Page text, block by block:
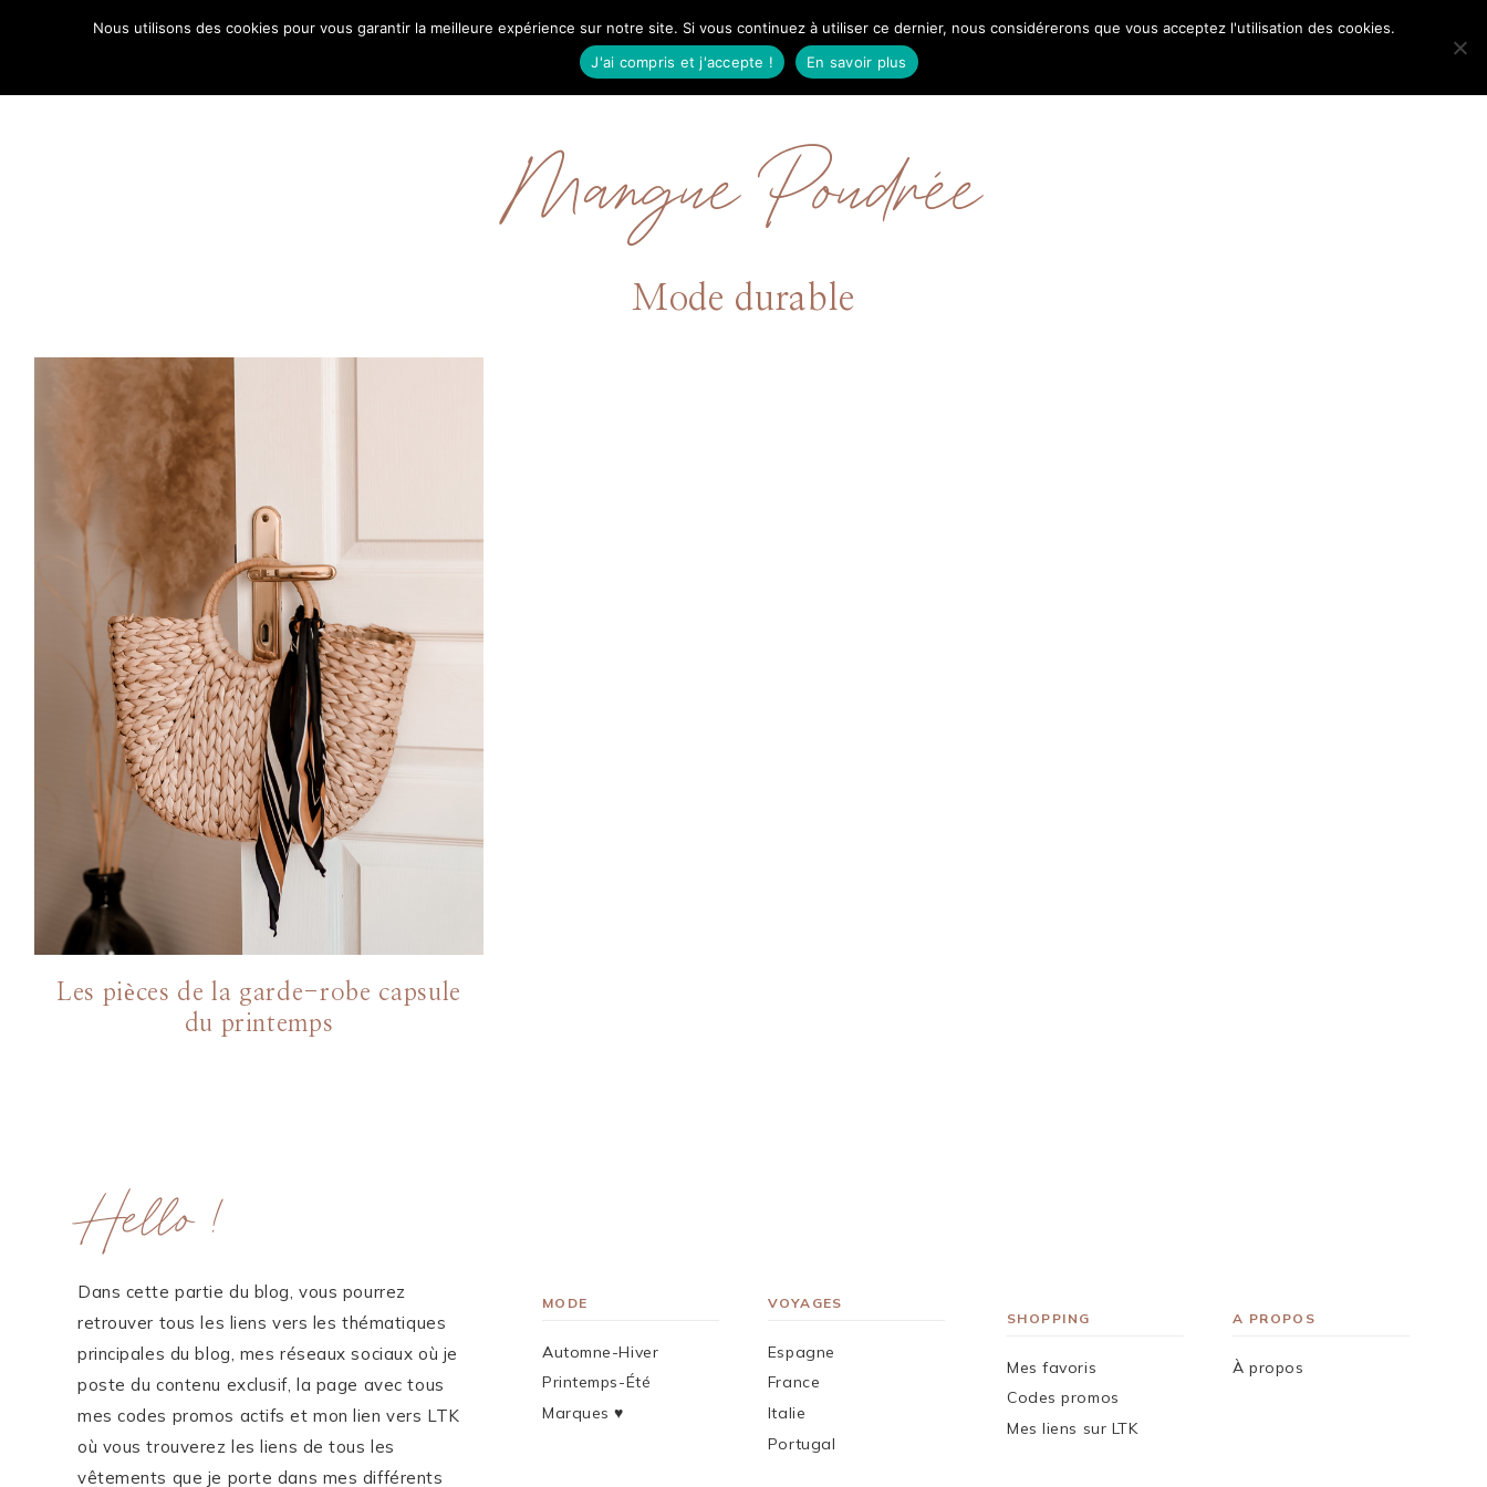
MODE VOYAGES
Mangue Poudrée
Comment puis-je
vous aider ?
ME CONTACTER
WORK WITH ME
MES FORMATIONS
MA NEWSLETTER
Instagram
Pinterest
TikTokLinkedIn
Mode durable
Les pièces de la garde-robe capsule
du printemps
Hello !
Dans cette partie du blog, vous pourrez
retrouver tous les liens vers les thématiques
principales du blog, mes réseaux sociaux où je
poste du contenu exclusif, la page avec tous
mes codes promos actifs et mon lien vers LTK
où vous trouverez les liens de tous les
vêtements que je porte dans mes différents
MODE
Automne-Hiver
Printemps-Été
Marques ♥︎
VOYAGES
Espagne
France
Italie
Portugal
SHOPPING
Mes favoris
Codes promos
Mes liens sur LTK
A PROPOS
À propos
Nous utilisons des cookies pour vous garantir la meilleure expérience sur notre site. Si vous continuez à utiliser ce dernier, nous considérerons que vous acceptez l'utilisation des cookies.
J'ai compris et j'accepte !
En savoir plus